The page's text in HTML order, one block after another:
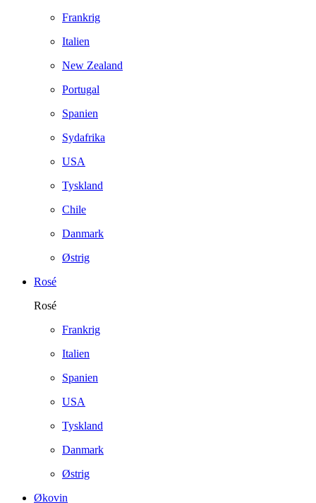
Frankrig
Italien
New Zealand
Portugal
Spanien
Sydafrika
USA
Tyskland
Chile
Danmark
Østrig
Rosé
Rosé
Frankrig
Italien
Spanien
USA
Tyskland
Danmark
Østrig
Økovin